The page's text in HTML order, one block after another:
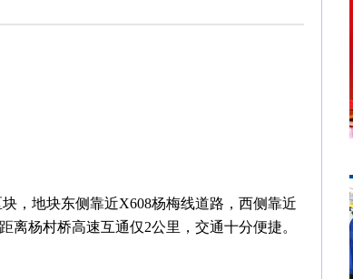
，地块东侧靠近X608杨梅线道路，西侧靠近
离杨村桥高速互通仅2公里，交通十分便捷。